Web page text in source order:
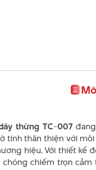
thừng TC-007đang
tính thân thiện với
hiệu. Với thiết kế
chóng chiếm trọn